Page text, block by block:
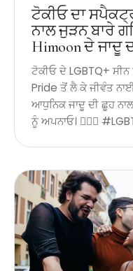
ਟੋਕੀਓ ਦਾ
ਨਾਲ ਜੁੜਨ ਬਾਰੇ
Himoon ਦੇ
ਟੋਕੀਓ ਦੇ LGBTQ+
Pride ਤੋਂ ਲੈ ਕੇ ਜੀਵੰਤ
ਆਧੁਨਿਕ ਜਾਦੂ ਦੀ ਛੂਹ
ਨੂੰ ਅਪਨਾਓ। 🏳️‍🌈✨